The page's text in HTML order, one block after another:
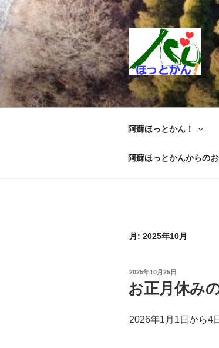
コ
ン
テ
ン
ツ
へ
キ
阿蘇ほっとかん！
阿蘇ほっとかんからの
月: 2025年10月
投
稿
日:
2025年10月25日
お正月休み
2026年1月1日から4